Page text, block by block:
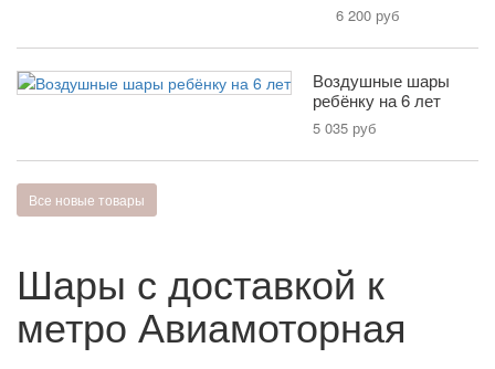
6 200 руб
Воздушные шары
ребёнку на 6 лет
5 035 руб
Все новые товары
Шары с доставкой к
метро Авиамоторная